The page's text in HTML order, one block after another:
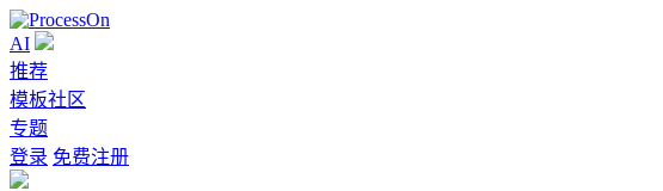
AI
推荐
模板社区
专题
登录 免费注册